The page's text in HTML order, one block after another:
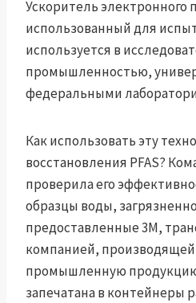
Ускоритель электронного
использованный для
используется в
промышленностью,
федеральными
Как использовать эту
восстановления PFAS?
проверила его
образцы воды,
предоставленные 3M,
компанией,
промышленную
запечатана в контейнеры